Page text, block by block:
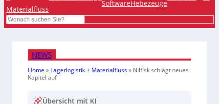
Materialfluss
SoftwareHebezeuge
Search
NEWS
Home » Lagerlogistik + Materialfluss» Nilfisk schlägt neues
Kapitel auf
Übersicht mit KI